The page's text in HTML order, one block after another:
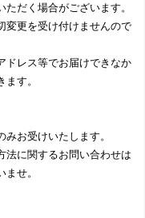
だく場合がございます。
変更を受け付けませんので
ドレス等でお届けできなか
す。
お受けいたします。
法に関するお問い合わせは
せ。